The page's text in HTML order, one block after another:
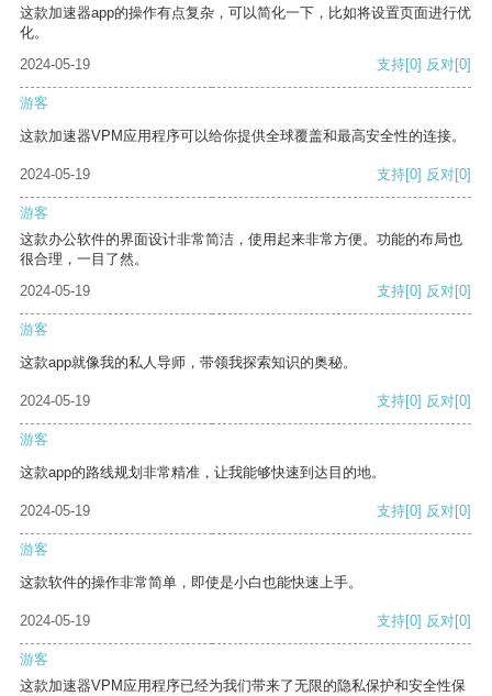
这款加速器app的操作有点复杂，可以简化一下，比如将设置页面进行优
化。
2024-05-19
支持[0] 反对[0]
游客
这款加速器VPM应用程序可以给你提供全球覆盖和最高安全性的连接。
2024-05-19 支持[0] 反对[0]
游客
这款办公软件的界面设计非常简洁，使用起来非常方便。功能的布局也
很合理，一目了然。
2024-05-19
支持[0] 反对[0]
游客
这款app就像我的私人导师，带领我探索知识的奥秘。
2024-05-19 支持[0] 反对[0]
游客
这款app的路线规划非常精准，让我能够快速到达目的地。
2024-05-19 支持[0] 反对[0]
游客
这款软件的操作非常简单，即使是小白也能快速上手。
2024-05-19 支持[0] 反对[0]
游客
这款加速器VPM应用程序已经为我们带来了无限的隐私保护和安全性保